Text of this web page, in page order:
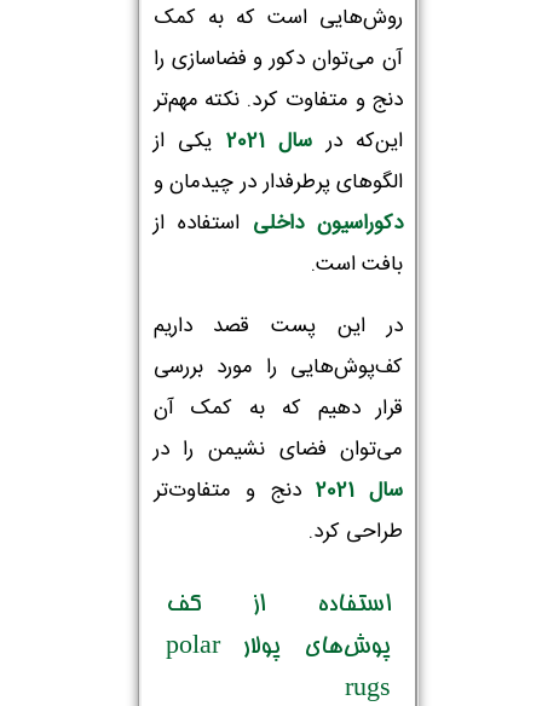
روش‌هایی است که به کمک
آن می‌توان دکور و فضاسازی را
دنج و متفاوت کرد. نکته مهم‌تر
این‌که در سال 2021
یکی از
الگوهای پرطرفدار در چیدمان و
دکوراسیون داخلی استفاده از
بافت است.
در این پست قصد داریم
کف‌پوش‌هایی را مورد بررسی
قرار دهیمکه به کمک آن
می‌توان فضای نشیمن را در
سال 2021
دنج و متفاوت‌تر
طراحی کرد.
استفاده از کف
پوش‌های پولار polar
rugs